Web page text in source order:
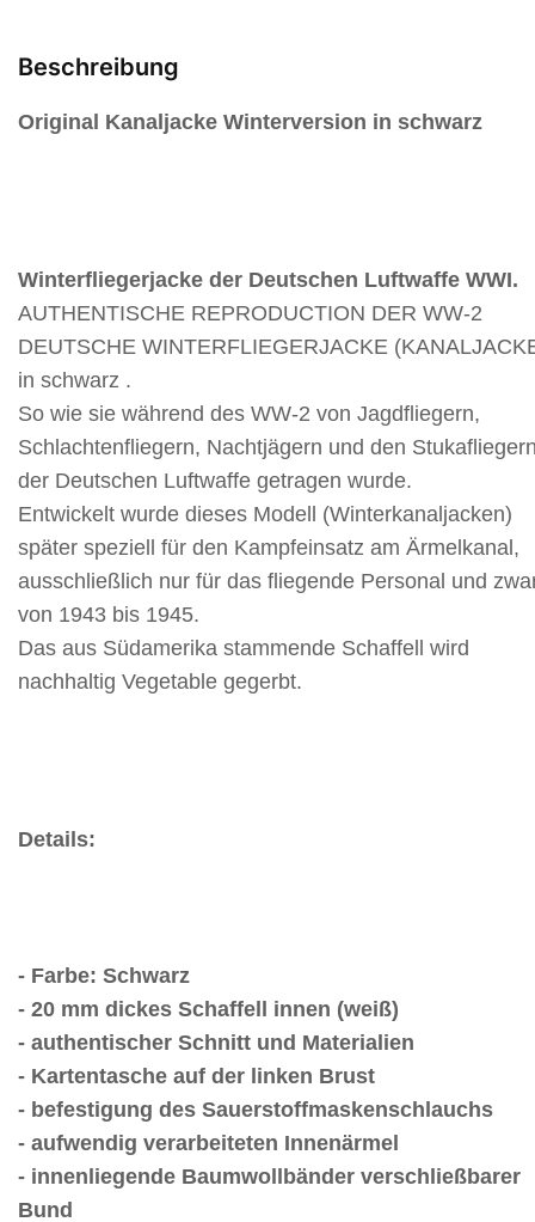
Beschreibung
Original Kanaljacke Winterversion in schwarz
Winterfliegerjacke der Deutschen Luftwaffe WWI.
AUTHENTISCHE REPRODUCTION DER WW-2
DEUTSCHE WINTERFLIEGERJACKE
in schwarz .
So wie sie während des WW-2 von Jagdfliegern,
Schlachtenfliegern, Nachtjägern und den
der Deutschen Luftwaffe getragen wurde.
Entwickelt wurde dieses Modell (Winterkanaljacken)
später speziell für den Kampfeinsatz am Ärmelkanal,
ausschließlich nur für das fliegende Personal und
von 1943 bis 1945.
Das aus Südamerika stammende Schaffell wird
nachhaltig Vegetable gegerbt.
Details:
- Farbe: Schwarz
- 20 mm dickes Schaffell innen (weiß)
- authentischer Schnitt und Materialien
- Kartentasche auf der linken Brust
- befestigung des Sauerstoffmaskenschlauchs
- aufwendig verarbeiteten Innenärmel
- innenliegende Baumwollbänder verschließbarer
Bund